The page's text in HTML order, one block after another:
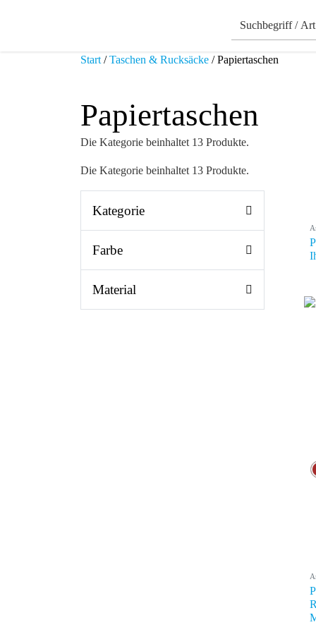
Start /Taschen & Rucksäcke / Papiertaschen
Papiertaschen
Die Kategorie beinhaltet 13 Produkte.
Die Kategorie beinhaltet 13 Produkte.
Kategorie
Farbe
Material